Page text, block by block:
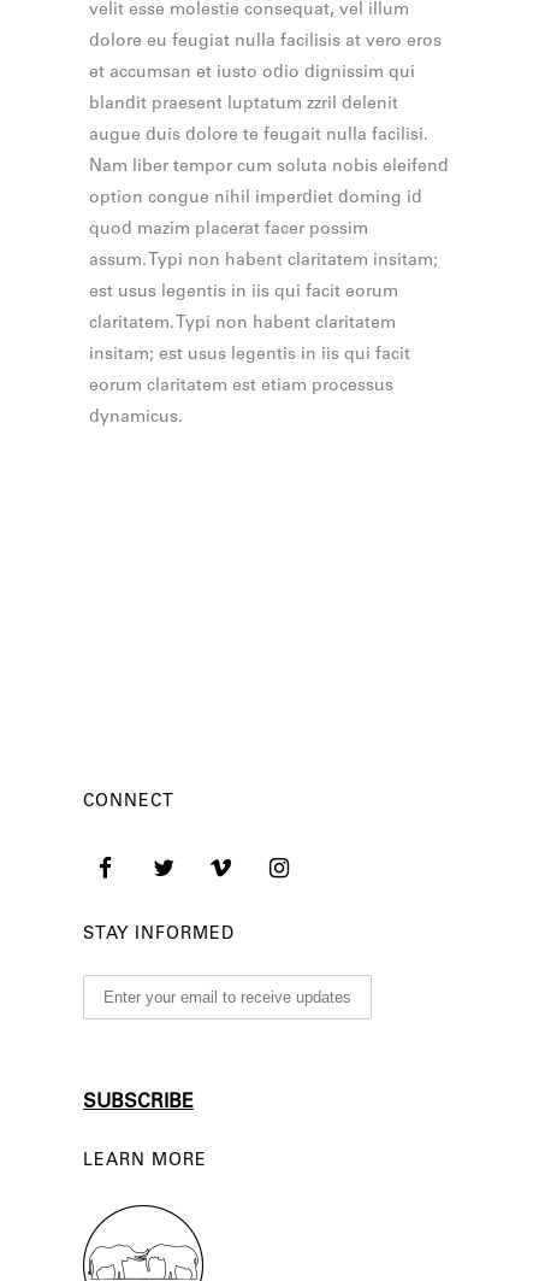
velit esse molestie consequat, vel illum
dolore eu feugiat nulla facilisis at vero eros
et accumsan et iusto odio dignissim qui
blandit praesent luptatum zzril delenit
augue duis dolore te feugait nulla facilisi.
Nam liber tempor cum soluta nobis eleifend
option congue nihil imperdiet doming id
quod mazim placerat facer possim
assum. Typi non habent claritatem insitam;
est usus legentis in iis qui facit eorum
claritatem. Typi non habent claritatem
insitam; est usus legentis in iis qui facit
eorum claritatem est etiam processus
dynamicus.
CONNECT
STAY INFORMED
LEARN MORE